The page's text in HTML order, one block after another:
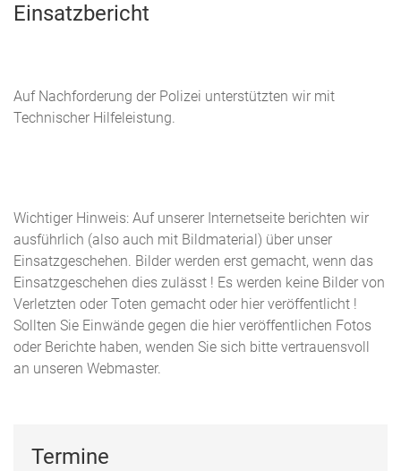
Einsatzbericht
Auf Nachforderung der Polizei unterstützten wir mit
Technischer Hilfeleistung.
Wichtiger Hinweis: Auf unserer Internetseite berichten wir
ausführlich (also auch mit Bildmaterial) über unser
Einsatzgeschehen. Bilder werden erst gemacht, wenn das
Einsatzgeschehen dies zulässt ! Es werden keine Bilder von
Verletzten oder Toten gemacht oder hier veröffentlicht !
Sollten Sie Einwände gegen die hier veröffentlichen Fotos
oder Berichte haben, wenden Sie sich bitte vertrauensvoll
an unseren Webmaster.
Termine